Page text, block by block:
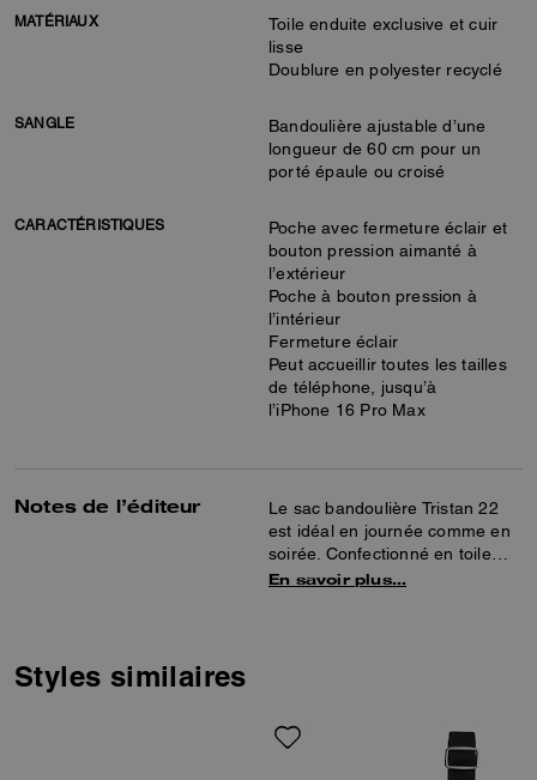
MATÉRIAUX
Toile enduite exclusive et cuir
lisse
Doublure en polyester recyclé
SANGLE
Bandoulière ajustable d’une
longueur de 60 cm pour un
porté épaule ou croisé
CARACTÉRISTIQUES
Poche avec fermeture éclair et
bouton pression aimanté à
l’extérieur
Poche à bouton pression à
l’intérieur
Fermeture éclair
Peut accueillir toutes les tailles
de téléphone, jusqu’à
l’iPhone 16 Pro Max
Notes de l’éditeur
Le sac bandoulière Tristan 22
est idéal en journée comme en
soirée. Confectionné en toile
exclusive et en cuir lisse, il est
bandoulière ajustable permet
En savoir plus…
Styles similaires